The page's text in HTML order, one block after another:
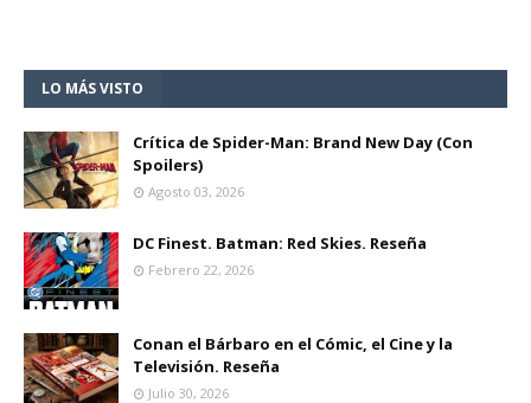
LO MÁS VISTO
Crítica de Spider-Man: Brand New Day (Con
Spoilers)
Agosto 03, 2026
DC Finest. Batman: Red Skies. Reseña
Febrero 22, 2026
Conan el Bárbaro en el Cómic, el Cine y la
Televisión. Reseña
Julio 30, 2026